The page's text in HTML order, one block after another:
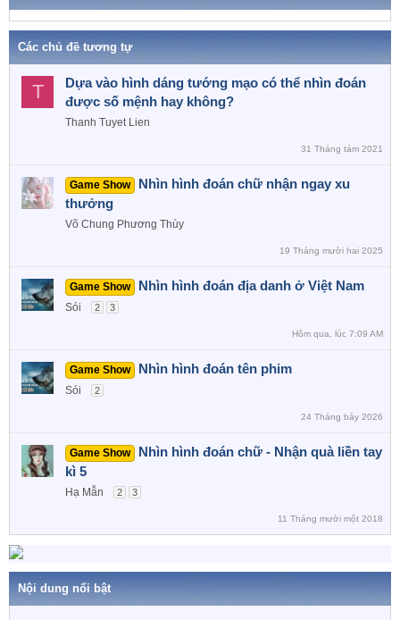
Các chủ đề tương tự
T
Dựa vào hình dáng tướng mạo có thể nhìn đoán
được số mệnh hay không?
Thanh Tuyet Lien
31 Tháng tám 2021
Game Show
Nhìn hình đoán chữ nhận ngay xu
thưởng
Võ Chung Phương Thùy
19 Tháng mười hai 2025
Game Show Nhìn hình đoán địa danh ở Việt Nam
Sói 2 3
Hôm qua, lúc 7:09 AM
Game Show Nhìn hình đoán tên phim
Sói 2
24 Tháng bảy 2026
Game Show
Nhìn hình đoán chữ - Nhận quà liền tay
kì 5
Hạ Mẫn 2 3
11 Tháng mười một 2018
Nội dung nổi bật